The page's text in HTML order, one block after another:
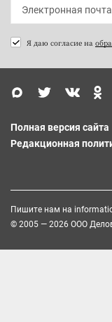
Я даю согласие на
Полная версия сайта
Редакционная
Пишите нам на
© 2005 — 2026 ООО